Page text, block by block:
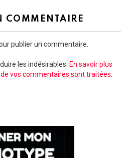
COMMENTAIRE
publier un commentaire.
les indésirables. En savoir plus
vos commentaires sont traitées